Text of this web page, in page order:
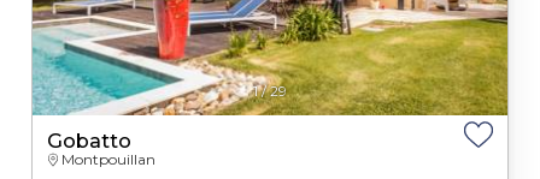
1/29
Gobatto
Montpouillan